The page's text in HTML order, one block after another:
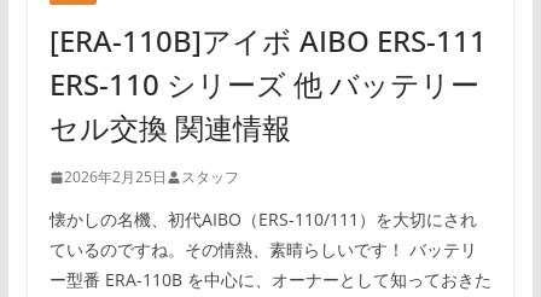
[ERA-110B]アイボ AIBO ERS-111
ERS-110 シリーズ 他 バッテリー
セル交換 関連情報
2026年2月25日 スタッフ
懐かしの名機、初代AIBO（ERS-110/111）を大切にされ
ているのですね。その情熱、素晴らしいです！ バッテリ
ー型番 ERA-110B を中心に、オーナーとして知っておきた